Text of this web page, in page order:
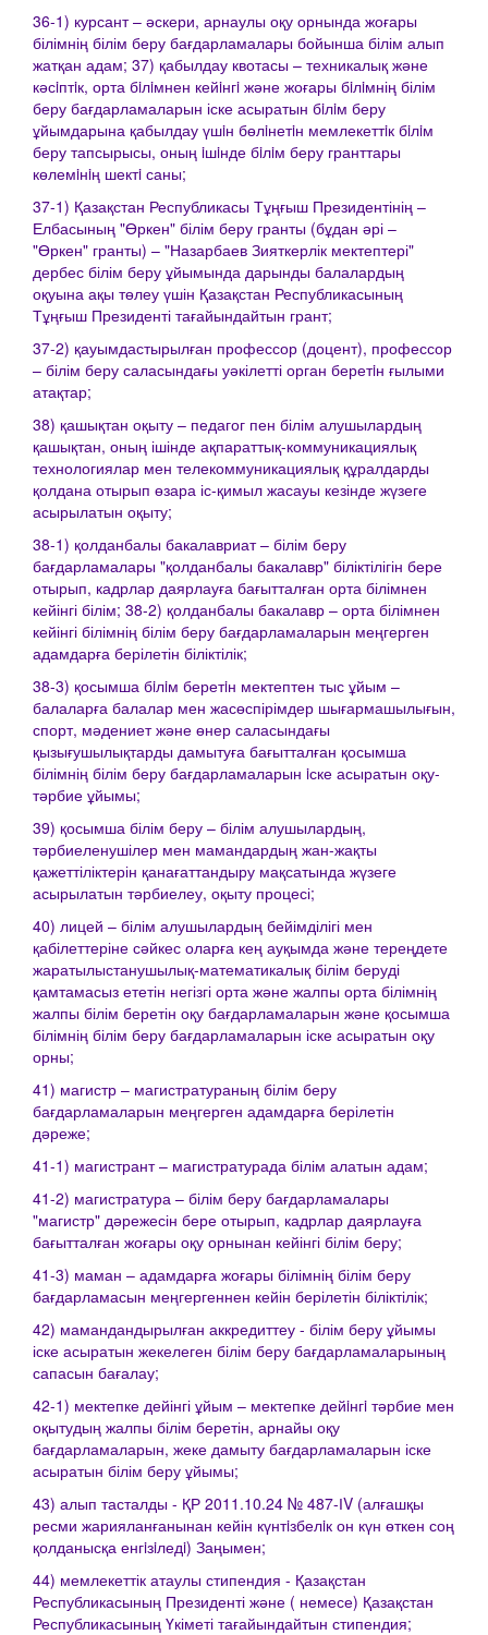
36-1) курсант – әскери, арнаулы оқу орнында жоғары
білімнің білім беру бағдарламалары бойынша білім алып
жатқан адам; 37) қабылдау квотасы – техникалық және
кәсiптiк, орта бiлiмнен кейiнгi және жоғары бiлiмнің білім
беру бағдарламаларын іске асыратын бiлiм беру
ұйымдарына қабылдау үшiн бөлiнетiн мемлекеттiк бiлiм
беру тапсырысы, оның iшiнде бiлiм беру гранттары
көлемiнiң шектi саны;
37-1) Қазақстан Республикасы Тұңғыш Президентінің –
Елбасының "Өркен" білім беру гранты (бұдан әрі –
"Өркен" гранты) – "Назарбаев Зияткерлік мектептері"
дербес білім беру ұйымында дарынды балалардың
оқуына ақы төлеу үшін Қазақстан Республикасының
Тұңғыш Президенті тағайындайтын грант;
37-2) қауымдастырылған профессор (доцент), профессор
– білім беру саласындағы уәкілетті орган беретiн ғылыми
атақтар;
38) қашықтан оқыту – педагог пен білім алушылардың
қашықтан, оның ішінде ақпараттық-коммуникациялық
технологиялар мен телекоммуникациялық құралдарды
қолдана отырып өзара іс-қимыл жасауы кезінде жүзеге
асырылатын оқыту;
38-1) қолданбалы бакалавриат – білім беру
бағдарламалары "қолданбалы бакалавр" біліктілігін бере
отырып, кадрлар даярлауға бағытталған орта білімнен
кейінгі білім; 38-2) қолданбалы бакалавр – орта білімнен
кейінгі білімнің білім беру бағдарламаларын меңгерген
адамдарға берілетін біліктілік;
38-3) қосымша бiлiм беретiн мектептен тыс ұйым –
балаларға балалар мен жасөспірімдер шығармашылығын,
спорт, мәдениет және өнер саласындағы
қызығушылықтарды дамытуға бағытталған қосымша
білімнің білім беру бағдарламаларын iске асыратын оқу-
тәрбие ұйымы;
39) қосымша білім беру – білім алушылардың,
тәрбиеленушілер мен мамандардың жан-жақты
қажеттіліктерін қанағаттандыру мақсатында жүзеге
асырылатын тәрбиелеу, оқыту процесі;
40) лицей – білім алушылардың бейімділігі мен
қабілеттеріне сәйкес оларға кең ауқымда және тереңдете
жаратылыстанушылық-математикалық білім беруді
қамтамасыз ететін негізгі орта және жалпы орта білімнің
жалпы білім беретін оқу бағдарламаларын және қосымша
білімнің білім беру бағдарламаларын іске асыратын оқу
орны;
41) магистр – магистратураның білім беру
бағдарламаларын меңгерген адамдарға берілетін
дәреже;
41-1) магистрант – магистратурада білім алатын адам;
41-2) магистратура – білім беру бағдарламалары
"магистр" дәрежесін бере отырып, кадрлар даярлауға
бағытталған жоғары оқу орнынан кейінгі білім беру;
41-3) маман – адамдарға жоғары білімнің білім беру
бағдарламасын меңгергеннен кейін берілетін біліктілік;
42) мамандандырылған аккредиттеу - білім беру ұйымы
іске асыратын жекелеген білім беру бағдарламаларының
сапасын бағалау;
42-1) мектепке дейінгі ұйым – мектепке дейiнгi тәрбие мен
оқытудың жалпы білім беретін, арнайы оқу
бағдарламаларын, жеке дамыту бағдарламаларын іске
асыратын білім беру ұйымы;
43) алып тасталды - ҚР 2011.10.24 № 487-ІV (алғашқы
ресми жарияланғанынан кейін күнтiзбелiк он күн өткен соң
қолданысқа енгiзiледi) Заңымен;
44) мемлекеттік атаулы стипендия - Қазақстан
Республикасының Президенті және ( немесе) Қазақстан
Республикасының Үкіметі тағайындайтын стипендия;